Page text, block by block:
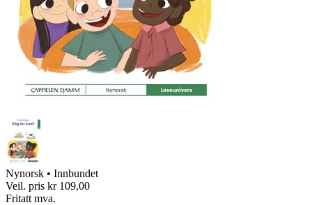
Nynorsk • Innbundet
Veil. pris kr 109,00
Fritatt mva.